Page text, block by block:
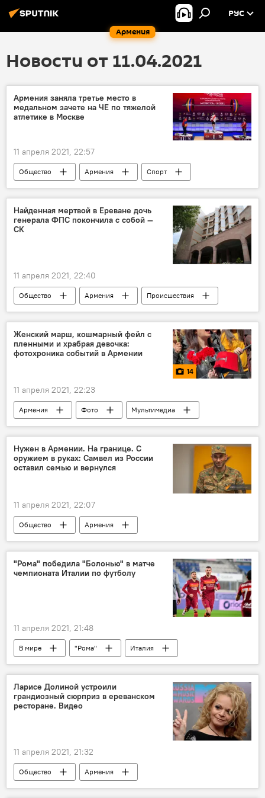
Армения
РУС
Новости от 11.04.2021
Армения заняла третье место в
медальном зачете на ЧЕ по тяжелой
атлетике в Москве
11 апреля 2021, 22:57
Общество Армения
Спорт
Новости Армения
Москва
Чемпионат Европы
Найденная мертвой в Ереване дочь
генерала ФПС покончила с собой —
СК
11 апреля 2021, 22:40
Общество Армения
Происшествия
Ереван
Новости Армения
Происшествия и инциденты в Армении
Следственный комитет
Женский марш, кошмарный фейл с
пленными и храбрая девочка:
фотохроника событий в Армении
14
11 апреля 2021, 22:23
Армения Фото
Мультимедиа
Новости Армения
военнопленные
Нужен в Армении. На границе. С
оружием в руках: Самвел из России
оставил семью и вернулся
11 апреля 2021, 22:07
Общество
Армения
Новости Армения
граница
"Рома" победила "Болонью" в матче
чемпионата Италии по футболу
11 апреля 2021, 21:48
В мире "Рома"
Италия
футбол
Ларисе Долиной устроили
грандиозный сюрприз в ереванском
ресторане. Видео
11 апреля 2021, 21:32
Общество
Армения
Лариса Долина
сюрприз
Ереван